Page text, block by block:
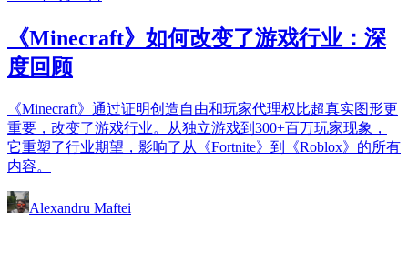
《Minecraft》如何改变了游戏行业：深
度回顾
《Minecraft》通过证明创造自由和玩家代理权比超真实图形更
重要，改变了游戏行业。从独立游戏到300+百万玩家现象，
它重塑了行业期望，影响了从《Fortnite》到《Roblox》的所有
内容。
Alexandru Maftei